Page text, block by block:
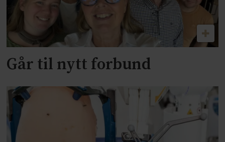
Går til nytt forbund